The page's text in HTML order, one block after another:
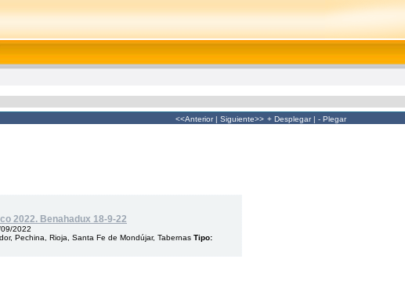
<<Anterior| Siguiente>> + Desplegar| - Plegar
2022. Benahadux 18-9-22
2022
Pechina, Rioja, Santa Fe de Mondújar, Tabernas Tipo: